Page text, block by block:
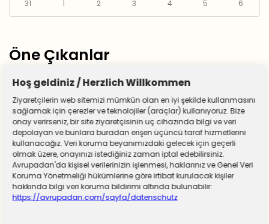
31 1 2 3 4 5 6
Öne Çıkanlar
Hoş geldiniz / Herzlich Willkommen
Ziyaretçilerin web sitemizi mümkün olan en iyi şekilde kullanmasını
sağlamak için çerezler ve teknolojiler (araçlar) kullanıyoruz. Bize
onay verirseniz, bir site ziyaretçisinin uç cihazında bilgi ve veri
depolayan ve bunlara buradan erişen üçüncü taraf hizmetlerini
kullanacağız. Veri koruma beyanımızdaki gelecek için geçerli
olmak üzere, onayınızı istediğiniz zaman iptal edebilirsiniz.
Avrupadan'da kişisel verilerinizin işlenmesi, haklarınız ve Genel Veri
Koruma Yönetmeliği hükümlerine göre irtibat kurulacak kişiler
hakkında bilgi veri koruma bildirimi altında bulunabilir:
https://avrupadan.com/sayfa/datenschutz